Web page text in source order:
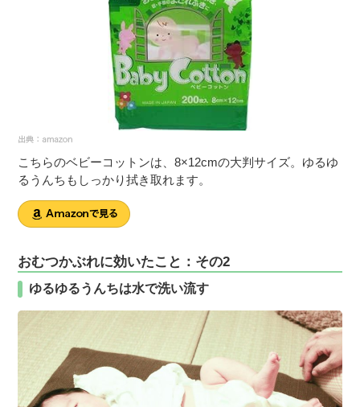
こちらのベビーコットンは、8×12cmの大判サイズ。ゆるゆ
るうんちもしっかり拭き取れます。
おむつかぶれに効いたこと：その2
ゆるゆるうんちは水で洗い流す